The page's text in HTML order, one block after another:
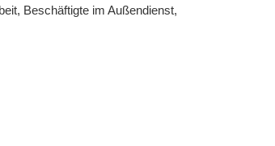
Beschäftigte im Außendienst,